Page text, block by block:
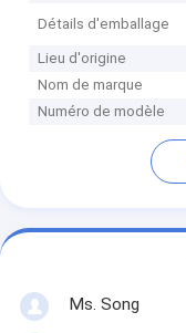
Détails d'emballage
Lieu d'origine
Nom de marque
Numéro de modèle
Ms. Song